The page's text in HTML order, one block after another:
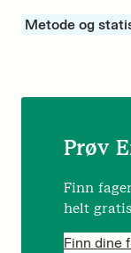
Metode og
Prøv
Finn
helt
Finn dine